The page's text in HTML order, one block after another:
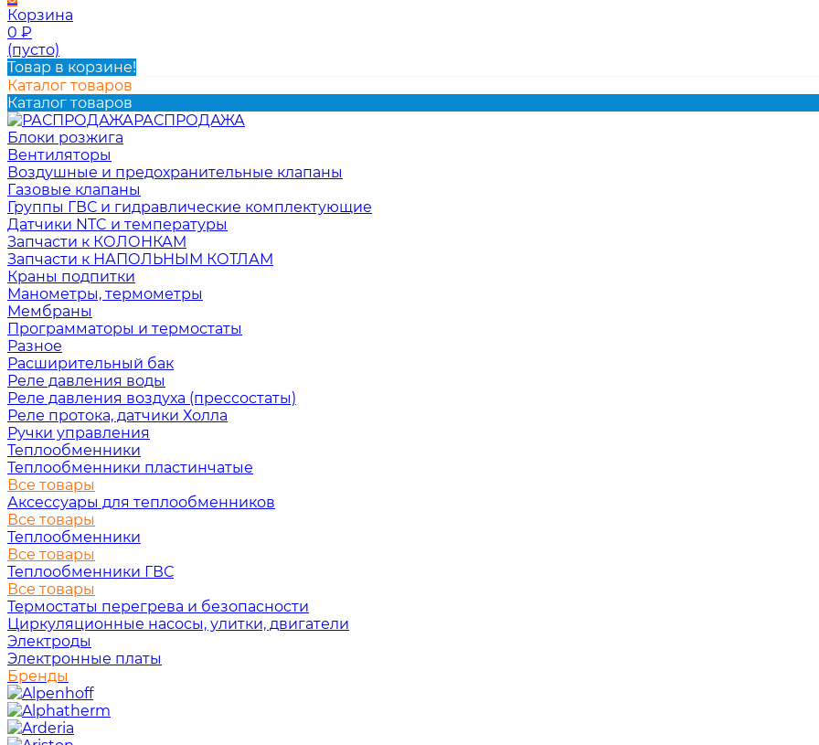
Корзина
0 ₽
(пусто)
Товар в корзине!
Каталог товаров
Каталог товаров
РАСПРОДАЖА
Блоки розжига
Вентиляторы
Воздушные и предохранительные клапаны
Газовые клапаны
Группы ГВС и гидравлические комплектующие
Датчики NTC и температуры
Запчасти к КОЛОНКАМ
Запчасти к НАПОЛЬНЫМ КОТЛАМ
Краны подпитки
Манометры, термометры
Мембраны
Программаторы и термостаты
Разное
Расширительный бак
Реле давления воды
Реле давления воздуха (прессостаты)
Реле протока, датчики Холла
Ручки управления
Теплообменники
Теплообменники пластинчатые
Все товары
Аксессуары для теплообменников
Все товары
Теплообменники
Все товары
Теплообменники ГВС
Все товары
Термостаты перегрева и безопасности
Циркуляционные насосы, улитки, двигатели
Электроды
Электронные платы
Бренды